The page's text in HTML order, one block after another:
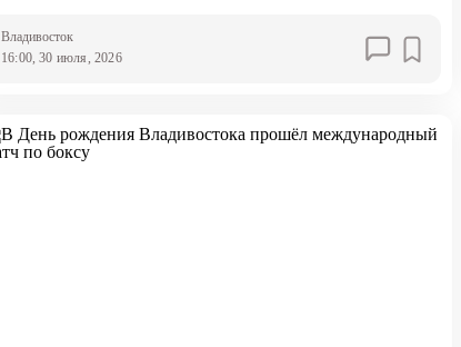
Владивосток
16:00, 30 июля, 2026